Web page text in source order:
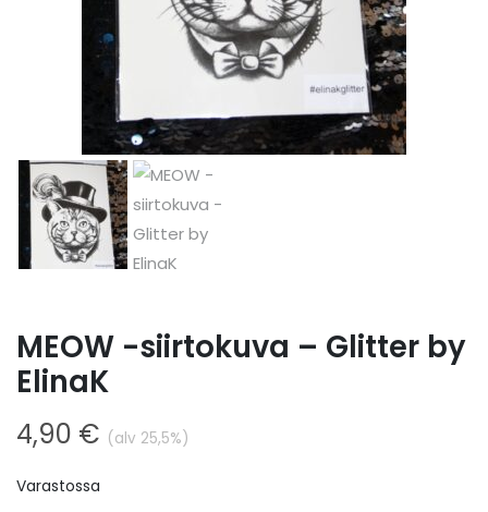
MEOW -siirtokuva – Glitter by
ElinaK
4,90 € (alv 25,5%)
Varastossa